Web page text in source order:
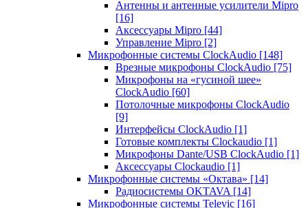
Антенны и антенные усилители Mipro
[16]
Аксессуары Mipro [44]
Управление Mipro [2]
Микрофонные системы ClockAudio [148]
Врезные микрофоны ClockAudio [75]
Микрофоны на «гусиной шее»
ClockAudio [60]
Потолочные микрофоны ClockAudio
[9]
Интерфейсы ClockAudio [1]
Готовые комплекты Clockaudio [1]
Микрофоны Dante/USB ClockAudio [1]
Аксессуары Clockaudio [1]
Микрофонные системы «Октава» [14]
Радиосистемы OKTAVA [14]
Микрофонные системы Televic [16]